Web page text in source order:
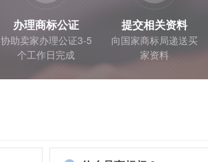
办理商标公证
协助卖家办理公证3-5
个工作日完成
提交相关资料
向国家商标局递送买
家资料